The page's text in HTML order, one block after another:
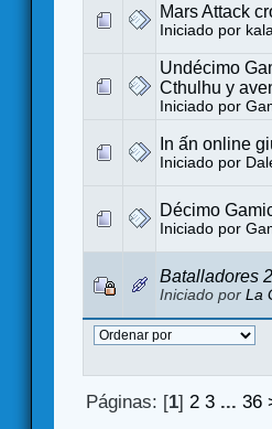
Mars Attack
Iniciado por
Undécimo
Cthulhu y
Iniciado por
In ấn online
Iniciado por
Décimo
Iniciado por
Batalladores
Iniciado por La
Páginas: [1] 2 3 ...36